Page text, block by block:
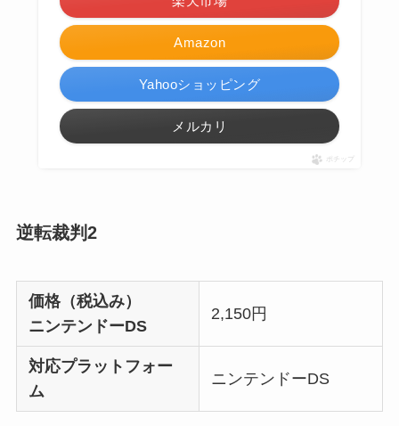
Amazon
Yahooショッピング
メルカリ
ポチップ
逆転裁判2
価格（税込み）
ニンテンドーDS
2,150円
対応プラットフォー
ム
ニンテンドーDS